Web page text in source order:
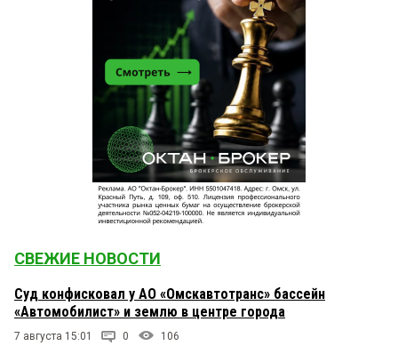
СВЕЖИЕ НОВОСТИ
Суд конфисковал у АО «Омскавтотранс» бассейн
«Автомобилист» и землю в центре города
7 августа 15:01 0 106